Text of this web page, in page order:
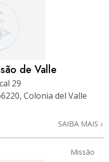
de Valle
29
Colonia del Valle
SAIBA MAIS
Missão